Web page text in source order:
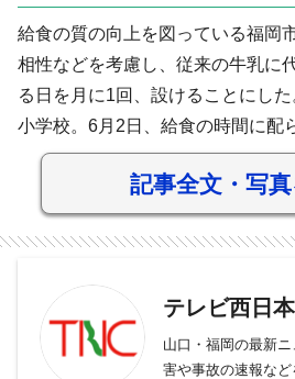
給食の質の向上を図っている福岡
相性などを考慮し、従来の牛乳に
る日を月に1回、設けることにし
小学校。6月2日、給食の時間に配
記事全文・写
テレビ西日本
山口・福岡の最新
害や事故の速報など